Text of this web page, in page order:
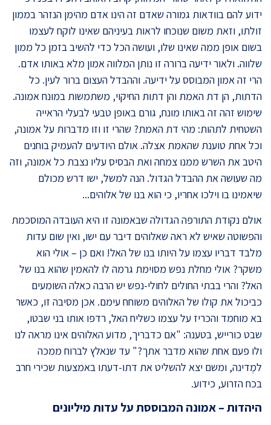
ידוע להם בוודאות גמורה שאדם זה הינו אדם מהימן הנזהר בממון
זולתו, וזאת משום שנוכחו לראות בעיניהם שאינו לוקח לעצמו
בשום אופן ממה שאינו שלו, ועושה הכל כדי להשיב בזמן כל ממון
שלווה. ולאור ידיעה ברורה זו נותן המלווה אמון מלא באותו אדם.
הרי זה אמון המבוסס על ידיעה. וההבדל העצום ברור לעין. כל
הדתות, הן דת האמת והן דתות החיקוי, משתמשות במונח אמונה.
שימוש זהה זה באותו מונח, גורם באופן טבעי לבעלי הראייה
השטחית לתהות: מהי דת האמת? שהרי זו וזו מדברות על אמונה,
וכל אחת טוענת שהאמת אצלה. אולם היודעים להעמיק בוחנים
היטב את השרש ממנו צמחה ואת הבסיס עליו נצבת כל אמונה, וזה
מה שעושה את ההבדל הגדול. הנה למשל, ישו דרש מכולם
שיאמינו בו וילכו אחריו, כי הוא בנו של אלוהים...
אולם נקודת התורפה הגדולה שבאמונה זו היא העובדה המוסכמת
והפשוטה שאיש לא ראה שאלוהים דיבר עם ישו, ואין שום עדות
מלבד דבריו עצמו על היותו בנו של האל! ואם כן – אולי הוא
משקר? אולי מחלת נפש מסוימת גרמה לו להאמין שהוא בנו של
האל? והרי בבתי החולים לחולי-נפש יש הרבה כאלה השומעים
כביכול את קולו של האלוהים משוחח עימם. אכן מסיבה זו, כאשר
בא מוחמד והכריז על עצמו כשליח האל, רדפו אותו בני שבטו,
שבט כורייש, בטענה: "אם כדבריך, מדוע האלוהים אינו מראה לנו
ולו פעם אחת שהוא מדבר אתך?" עד שנאלץ לברוח ממכה
למֶדינה, ומשם יצא להשליט את דתו-דעתו באמצעות שכירי חרב
בכח הזרוע, כידוע.
היהדות – אמונה המבוססת על עדות מיליונים